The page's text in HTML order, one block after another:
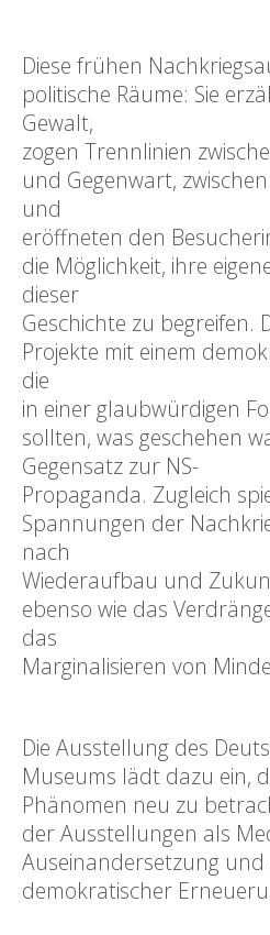
Diese frühen
politische Räume: Sie
Gewalt,
zogen Trennlinien
und Gegenwart,
und
eröffneten den
die Möglichkeit, ihre
dieser
Geschichte zu begreifen.
Projekte mit einem
die
in einer glaubwürdigen
sollten, was geschehen
Gegensatz zur NS-
Propaganda. Zugleich
Spannungen der
nach
Wiederaufbau und
ebenso wie das
das
Marginalisieren von
Die Ausstellung des
Museums lädt dazu ein,
Phänomen neu zu
der Ausstellungen als
Auseinandersetzung und
demokratischer